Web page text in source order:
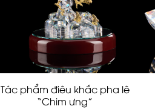
Tác phẩm điêu khắc pha lê
“Chim ưng”